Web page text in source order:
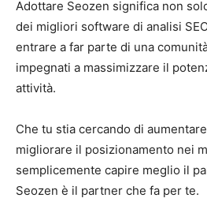
Adottare Seozen significa non
dei migliori software di analisi
entrare a far parte di una
impegnati a massimizzare il
attività.
Che tu stia cercando di
migliorare il posizionamento nei
semplicemente capire meglio il
Seozen è il partner che fa per te.